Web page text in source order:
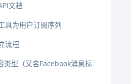
文档
具为用户订阅序列
流程
类型（又名Facebook消息标